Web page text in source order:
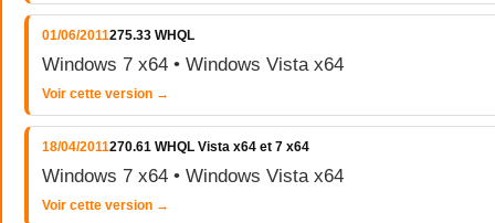
01/06/2011275.33 WHQL
Windows 7 x64 • Windows Vista x64
Voir cette version →
18/04/2011270.61 WHQL Vista x64 et 7 x64
Windows 7 x64 • Windows Vista x64
Voir cette version →